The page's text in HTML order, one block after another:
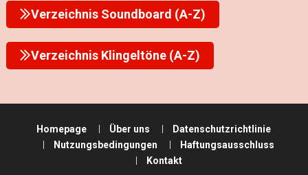
Verzeichnis Soundboard (A-Z)
Verzeichnis Klingeltöne (A-Z)
Homepage Über uns
Datenschutzrichtlinie
Nutzungsbedingungen
Haftungsausschluss
Kontakt